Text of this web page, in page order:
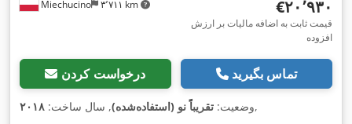
Miechucino ۳٬۷۱۱ km ‎€۲۰٬۹۳۰
قیمت ثابت به اضافه مالیات بر ارزش
افزوده
درخواست کردن تماس بگیرید
وضعیت: تقریباً نو (استفاده‌شده), سال ساخت: ۲۰۱۸ ,